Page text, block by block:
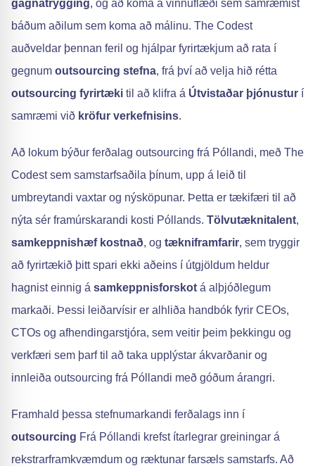
gagnatrygging, og að koma á vinnuflæði sem samræmist
báðum aðilum sem koma að málinu. The Codest
auðveldar þennan feril og hjálpar fyrirtækjum að rata í
gegnum outsourcing stefna, frá því að velja hið rétta
outsourcing fyrirtæki til að klifra á Útvistaðar þjónustur í
samræmi við kröfur verkefnisins.
Að lokum býður ferðalag outsourcing frá Póllandi, með The
Codest sem samstarfsaðila þínum, upp á leið til
umbreytandi vaxtar og nýsköpunar. Þetta er tækifæri til að
nýta sér framúrskarandi kosti Póllands. Tölvutæknitalent,
samkeppnishæf kostnað, og tækniframfarir, sem tryggir
að fyrirtækið þitt spari ekki aðeins í útgjöldum heldur
hagnist einnig á samkeppnisforskot á alþjóðlegum
markaði. Þessi leiðarvísir er alhliða handbók fyrir CEOs,
CTOs og afhendingarstjóra, sem veitir þeim þekkingu og
verkfæri sem þarf til að taka upplýstar ákvarðanir og
innleiða outsourcing frá Póllandi með góðum árangri.
Framhald þessa stefnumarkandi ferðalags inn í
outsourcing Frá Póllandi krefst ítarlegrar greiningar á
rekstrarframkvæmdum og ræktunar farsæls samstarfs. Að